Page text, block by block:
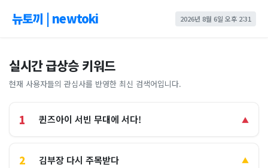
뉴토끼 | newtoki 2026년 8월 6일 오후 2:31
실시간 급상승 키워드
현재 사용자들의 관심사를 반영한 최신 검색어입니다.
1 퀸즈아이 서빈 무대에 서다! ▲
2 김부장 다시 주목받다 ▲